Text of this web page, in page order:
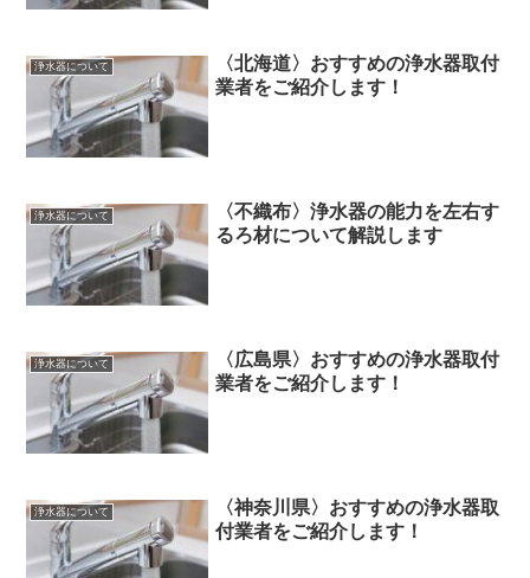
浄水器について
〈北海道〉おすすめの浄水器取付
業者をご紹介します！
浄水器について
〈不織布〉浄水器の能力を左右す
るろ材について解説します
浄水器について
〈広島県〉おすすめの浄水器取付
業者をご紹介します！
浄水器について
〈神奈川県〉おすすめの浄水器取
付業者をご紹介します！